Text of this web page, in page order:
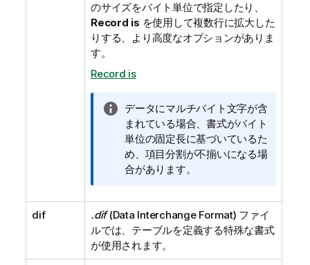
のサイズをバイト単位で指定したり、
Record is を使用して複数行に拡大した
りする、より高度なオプションがありま
す。
Record is
情
報
メ
モ
データにマルチバイト文字が含
まれている場合、書式がバイト
単位の固定長に基づいているた
め、項目分割が不揃いになる場
合があります。
dif .dif(Data Interchange Format) ファイ
ルでは、テーブルを定義する特殊な書式
が使用されます。